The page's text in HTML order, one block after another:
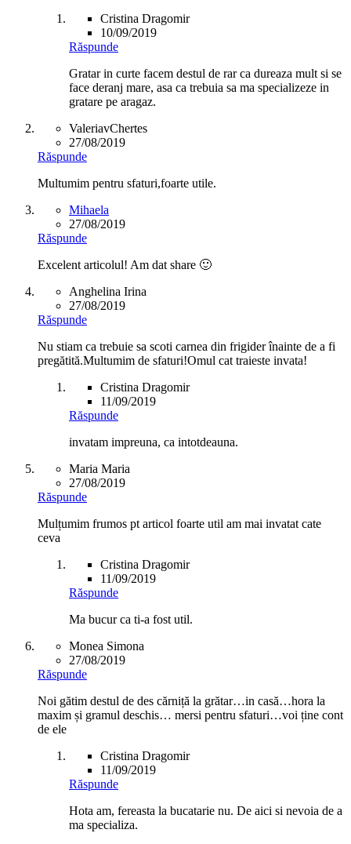
Cristina Dragomir
10/09/2019
Răspunde
Gratar in curte facem destul de rar ca dureaza mult si se
face deranj mare, asa ca trebuia sa ma specializeze in
gratare pe aragaz.
ValeriavChertes
27/08/2019
Răspunde
Multumim pentru sfaturi,foarte utile.
Mihaela
27/08/2019
Răspunde
Excelent articolul! Am dat share 🙂
Anghelina Irina
27/08/2019
Răspunde
Nu stiam ca trebuie sa scoti carnea din frigider înainte de a fi
pregătită.Multumim de sfaturi!Omul cat traieste invata!
Cristina Dragomir
11/09/2019
Răspunde
invatam impreuna, ca intotdeauna.
Maria Maria
27/08/2019
Răspunde
Mulțumim frumos pt articol foarte util am mai invatat cate
ceva
Cristina Dragomir
11/09/2019
Răspunde
Ma bucur ca ti-a fost util.
Monea Simona
27/08/2019
Răspunde
Noi gătim destul de des cărniță la grătar…in casă…hora la
maxim și gramul deschis… mersi pentru sfaturi…voi ține cont
de ele
Cristina Dragomir
11/09/2019
Răspunde
Hota am, fereasta la bucatarie nu. De aici si nevoia de a
ma specializa.